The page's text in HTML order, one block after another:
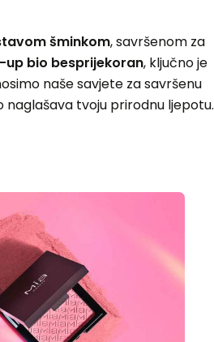
šminkom, savršenom za
up bio besprijekoran, ključno je
naše savjete za savršenu
naglašava tvoju prirodnu ljepotu.